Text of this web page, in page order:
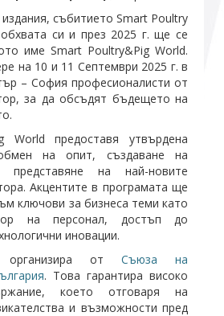
Абонирайте се!
събитието Smart Poultry
си и през 2025 г. ще се
име Smart Poultry&Pig World.
на 10 и 11 Септември 2025 г. в
– София професионалисти от
за да обсъдят бъдещето на
World предоставя утвърдена
на опит, създаване на
представяне на най-новите
Акцентите в програмата ще
ключови за бизнеса теми като
на персонал, достъп до
иновации.
от Съюза на
. Това гарантира високо
което отговаря на
и възможности пред